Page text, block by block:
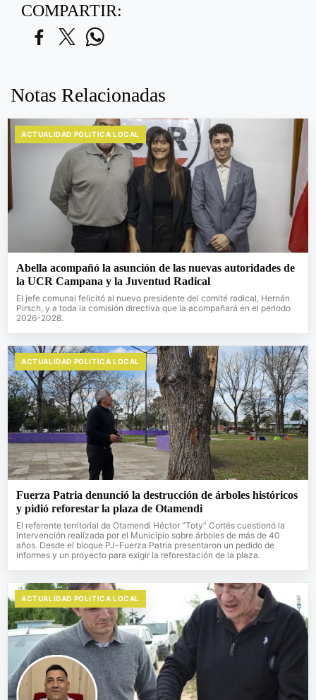
COMPARTIR:
Notas Relacionadas
ACTUALIDAD POLITICA LOCAL
Abella acompañó la asunción de las nuevas autoridades de
la UCR Campana y la Juventud Radical
El jefe comunal felicitó al nuevo presidente del comité radical, Hernán
Pirsch, y a toda la comisión directiva que la acompañará en el periodo
2026-2028.
ACTUALIDAD POLITICA LOCAL
Fuerza Patria denunció la destrucción de árboles históricos
y pidió reforestar la plaza de Otamendi
El referente territorial de Otamendi Héctor “Toty” Cortés cuestionó la
intervención realizada por el Municipio sobre árboles de más de 40
años. Desde el bloque PJ–Fuerza Patria presentaron un pedido de
informes y un proyecto para exigir la reforestación de la plaza.
ACTUALIDAD POLITICA LOCAL